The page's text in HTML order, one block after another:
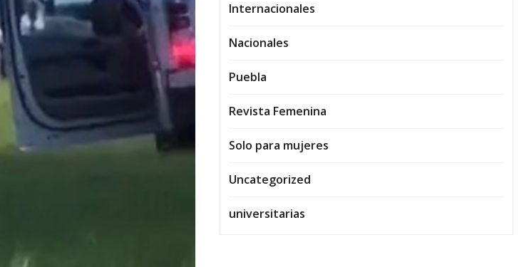
Internacionales
Nacionales
Puebla
Revista Femenina
Solo para mujeres
Uncategorized
universitarias